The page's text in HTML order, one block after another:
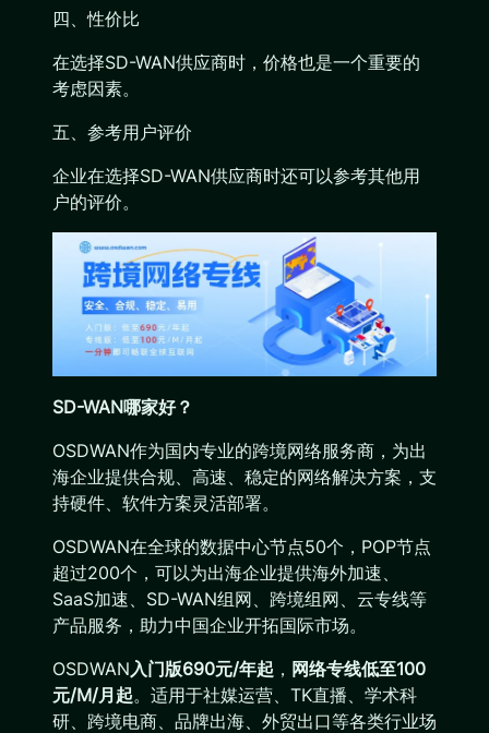
四、性价比
在选择SD-WAN供应商时，价格也是一个重要的
考虑因素。
五、参考用户评价
企业在选择SD-WAN供应商时还可以参考其他用
户的评价。
SD-WAN哪家好？
OSDWAN作为国内专业的跨境网络服务商，为出
海企业提供合规、高速、稳定的网络解决方案，支
持硬件、软件方案灵活部署。
OSDWAN在全球的数据中心节点50个，POP节点
超过200个，可以为出海企业提供海外加速、
SaaS加速、SD-WAN组网、跨境组网、云专线等
产品服务，助力中国企业开拓国际市场。
OSDWAN 入门版690元/年起 ， 网络专线低至100
元/M/月起。适用于社媒运营、TK直播、学术科
研、跨境电商、品牌出海、外贸出口等各类行业场